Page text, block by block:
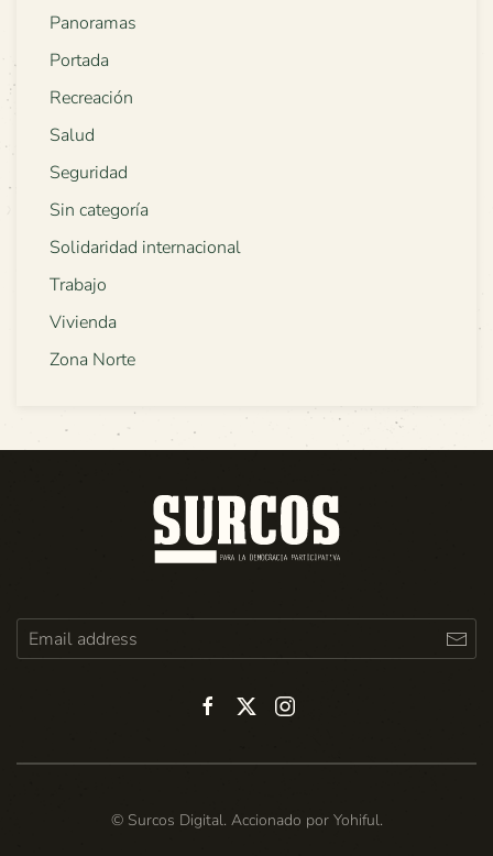
Panoramas
Portada
Recreación
Salud
Seguridad
Sin categoría
Solidaridad internacional
Trabajo
Vivienda
Zona Norte
© Surcos Digital. Accionado por Yohiful.